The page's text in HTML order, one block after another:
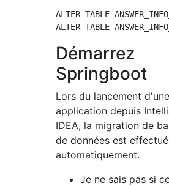
ALTER TABLE
Démarrez
Springboot
Lors du lancement d'une
application depuis
IDEA, la migration de
de données est
automatiquement.
Je ne sais pas si